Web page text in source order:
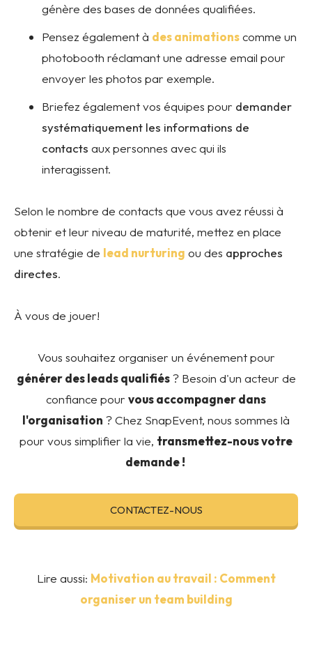
génère des bases de données qualifiées.
Pensez également à des animationscomme un
photobooth réclamant une adresse email pour
envoyer les photos par exemple.
Briefez également vos équipes pour demander
systématiquement les informations de
contacts aux personnes avec qui ils
interagissent.
Selon le nombre de contacts que vous avez réussi à
obtenir et leur niveau de maturité, mettez en place
une stratégie de lead nurturing ou des approches
directes.
À vous de jouer!
Vous souhaitez organiser un événement pour
générer des leads qualifiés? Besoin d'un acteur de
confiance pour vous accompagner dans
l'organisation ? Chez SnapEvent, nous sommes là
pour vous simplifier la vie, transmettez-nous votre
demande !
CONTACTEZ-NOUS
Lire aussi: Motivation au travail : Comment
organiser un team building